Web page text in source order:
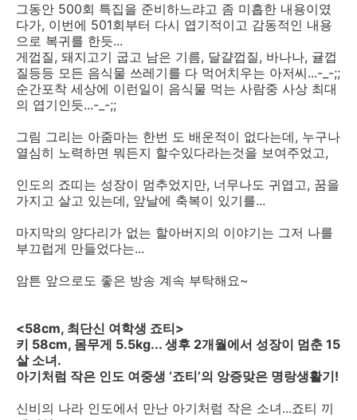
그동안 500회 특집을 준비하느랴고 좀 미흡한 내용이였
다가, 이번에 501회부터 다시 엽기적이고 감동적인 내용
으로 복귀를 한듯...
게껍질, 돼지고기 굽고 남은 기름, 달걀껍질, 바나나, 귤껍
질등등 모든 음식물 쓰레기를 다 먹어치우는 아저씨...-_-;;
순간포착 세상에 이런일이 음식물 먹는 사람중 사상 최대
의 엽기인듯...-_-;;
그림 그리는 아줌마는 한번 도 배운적이 없다는데, 누구나
열심히 노력하면 뭐든지 할수있다라는것을 보여주었고,
인도의 죠띠는 성장이 멈추었지만, 너무나도 귀엽고, 꿈을
가지고 살고 있는데, 앞날에 축복이 있기를...
마지막의 양다리가 없는 할아버지의 이야기는 그저 나를
부끄럽게 만들었다는...
암튼 앞으로도 좋은 방송 계속 부탁해요~
<58cm, 최단신 여학생 죠티>
키 58cm, 몸무게 5.5kg... 생후 2개월에서 성장이 멈춘 15
살 소녀.
아기처럼 작은 인도 여중생 ‘죠티’의 앙증맞은 명랑생활기!
신비의 나라 인도에서 만난 아기처럼 작은 소녀...죠티 끼